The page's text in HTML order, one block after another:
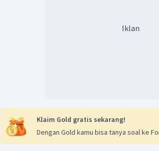
Iklan
Klaim Gold gratis sekarang!
Dengan Gold kamu bisa tanya soal ke